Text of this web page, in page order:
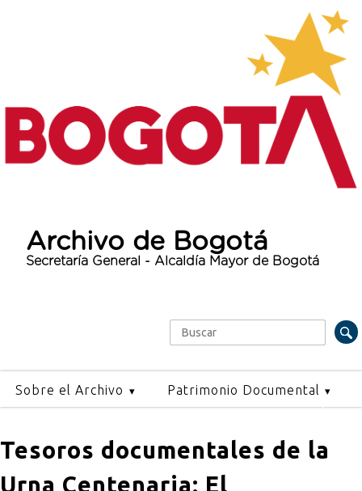
Archivo de Bogotá
Secretaría General - Alcaldía Mayor de Bogotá
Formulario de búsqueda
Buscar
Sobre el Archivo Patrimonio Documental
Tesoros documentales de la
Urna Centenaria: El